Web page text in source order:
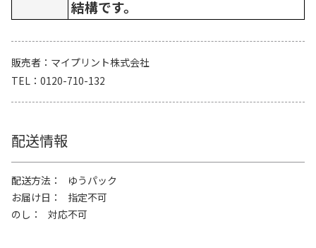
結構です。
販売者
マイプリント株式会社
TEL
0120-710-132
配送情報
配送方法
ゆうパック
お届け日
指定不可
のし
対応不可